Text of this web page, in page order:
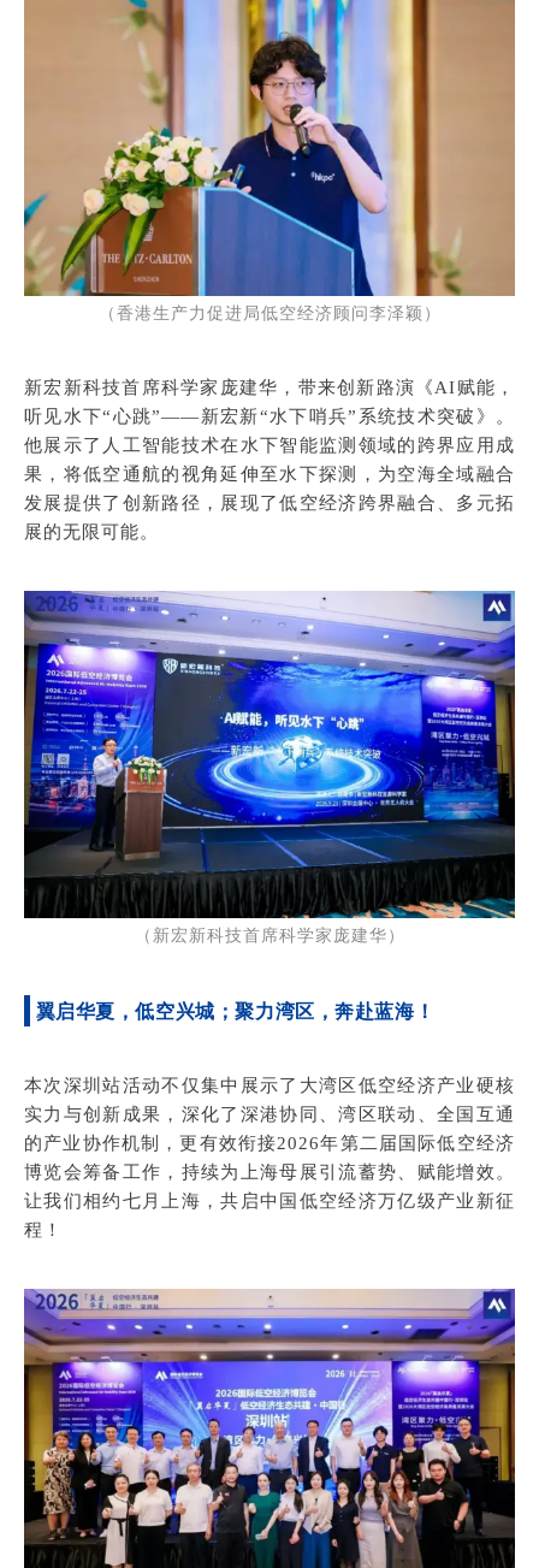
（香港生产力促进局低空经济顾问李泽颖）
新宏新科技首席科学家庞建华，带来创新路演《AI赋能，
听见水下“心跳”——新宏新“水下哨兵”系统技术突破》。
他展示了人工智能技术在水下智能监测领域的跨界应用成
果，将低空通航的视角延伸至水下探测，为空海全域融合
发展提供了创新路径，展现了低空经济跨界融合、多元拓
展的无限可能。
（新宏新科技首席科学家庞建华）
翼启华夏，低空兴城；聚力湾区，奔赴蓝海！
本次深圳站活动不仅集中展示了大湾区低空经济产业硬核
实力与创新成果，深化了深港协同、湾区联动、全国互通
的产业协作机制，更有效衔接2026年第二届国际低空经济
博览会筹备工作，持续为上海母展引流蓄势、赋能增效。
让我们相约七月上海，共启中国低空经济万亿级产业新征
程！